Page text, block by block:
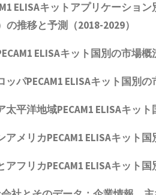
ELISAキットアプリケーショ
の推移と予測（2018-2029）
ELISAキット 国別の市場概
ッパPECAM1 ELISAキット 国別の
太平洋地域PECAM1 ELISAキット
アメリカPECAM1 ELISAキット 国
アフリカPECAM1 ELISAキット 国